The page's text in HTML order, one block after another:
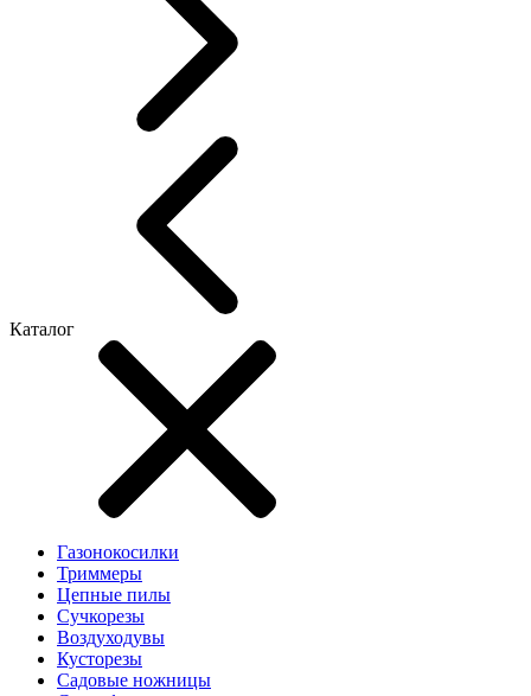
Каталог
Газонокосилки
Триммеры
Цепные пилы
Cучкорезы
Воздуходувы
Кусторезы
Садовые ножницы